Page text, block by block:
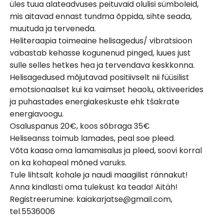
üles tuua alateadvuses peituvaid olulisi sümboleid,
mis aitavad ennast tundma õppida, sihte seada,
muutuda ja terveneda.
Heliteraapia toimeaine helisagedus/ vibratsioon
vabastab kehasse kogunenud pinged, luues just
sulle selles hetkes hea ja tervendava keskkonna.
Helisagedused mõjutavad positiivselt nii füüsilist
emotsionaalset kui ka vaimset heaolu, aktiveerides
ja puhastades energiakeskuste ehk tšakrate
energiavoogu.
Osaluspanus 20€, koos sõbraga 35€
Heliseanss toimub lamades, peal soe pleed.
Võta kaasa oma lamamisalus ja pleed, soovi korral
on ka kohapeal mõned varuks.
Tule lihtsalt kohale ja naudi maagilist rännakut!
Anna kindlasti oma tulekust ka teada! Aitäh!
Registreerumine: kaiakarjatse@gmail.com,
tel.5536006